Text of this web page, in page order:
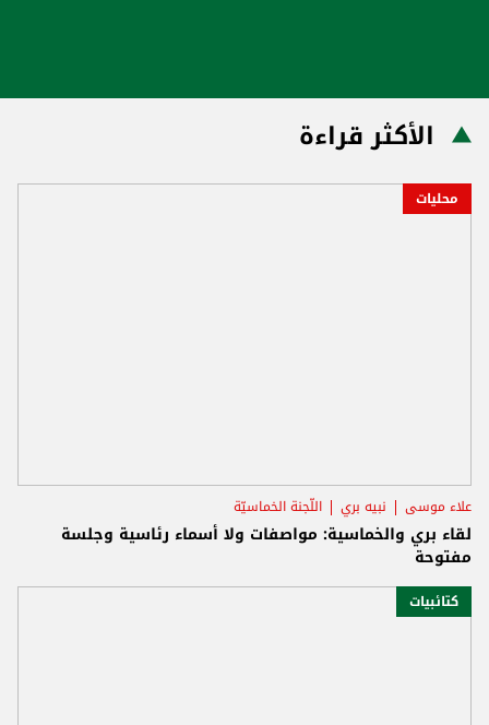
الأكثر قراءة
محليات
علاء موسى نبيه بري اللّجنة الخماسيّة
لقاء بري والخماسية: مواصفات ولا أسماء رئاسية وجلسة
مفتوحة
كتائبيات